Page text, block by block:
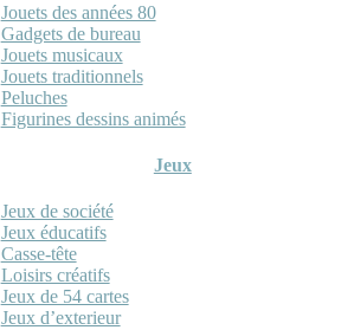
Jouets des années 80
Gadgets de bureau
Jouets musicaux
Jouets traditionnels
Peluches
Figurines dessins animés
Jeux
Jeux de société
Jeux éducatifs
Casse-tête
Loisirs créatifs
Jeux de 54 cartes
Jeux d’exterieur